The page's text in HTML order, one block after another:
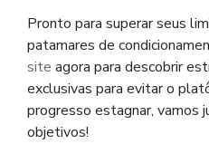
Pronto para superar seus
patamares de
site agora para descobrir
exclusivas para evitar o
progresso estagnar, vamos
objetivos!